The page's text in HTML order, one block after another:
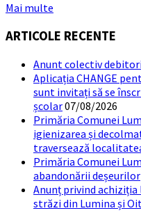
Mai multe
ARTICOLE RECENTE
Anunt colectiv debitori
Aplicația CHANGE
sunt invitați să se
școlar07/08/2026
Primăria Comunei
igienizarea și
traversează
Primăria Comunei
abandonării deșeurilor
Anunț privind
străzi din Lumina și